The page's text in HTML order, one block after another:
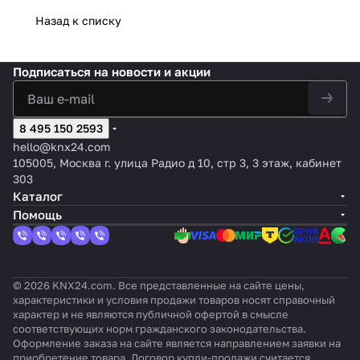
групп
ор
жалюз
и, 12
групп
канал
MDRC
, 230
В, 16
прив
крат
ный
канал
A/200
мкФ
,
230В~
230В~,
16A/70
тока
; 4
Назад к списку
Подписаться на новости и акции
8 495 150 2593
hello@knx24.com
105005, Москва г. улица Радио д 10, стр 3, 3 этаж, кабинет
303
Каталог
Помощь
© 2026 KNX24.com. Все представленные на сайте цены,
характеристики и условия продажи товаров носят справочный
характер и не являются публичной офертой в смысле
соответствующих норм гражданского законодательства.
Оформление заказа на сайте является направлением заявки на